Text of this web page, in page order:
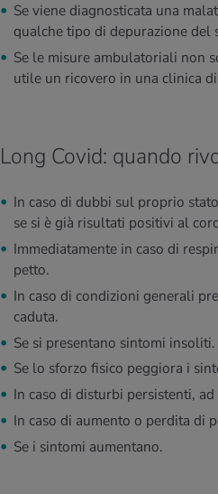
Se viene diagnosticata una
qualche tipo di depurazione del
Se le misure ambulatoriali non
utile un ricovero in una clinica
Long Covid: quando
In caso di dubbi sul proprio
se si è già risultati positivi al
Immediatamente in caso di
petto.
In caso di condizioni generali
caduta.
Se si presentano sintomi insoliti.
Se lo sforzo fisico peggiora i
In caso di disturbi persistenti,
In caso di aumento o perdita di
Se i sintomi aumentano.